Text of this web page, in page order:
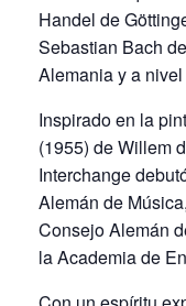
Handel de
Sebastian Bach
Alemania y a
Inspirado en la
(1955) de Willem
Interchange
Alemán de
Consejo Alemán
la Academia de